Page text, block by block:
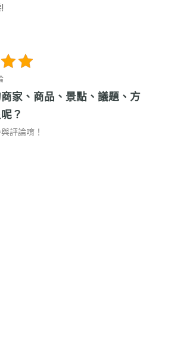
家、商品、景點、議題、方
？
評論唷！